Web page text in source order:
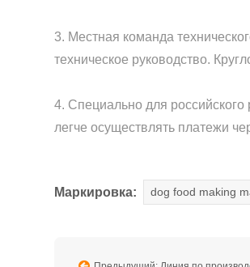
3. Местная команда
техническое руководство.
4. Специально для российского
легче осуществлять платежи
Маркировка: dog food making